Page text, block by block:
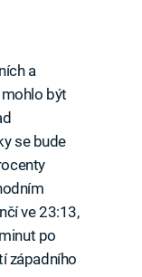
a
být
se bude
ve 23:13,
po
západního